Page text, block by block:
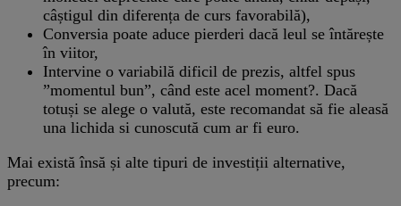
câștigul din diferența de curs favorabilă),
Conversia poate aduce pierderi dacă leul se întărește
în viitor,
Intervine o variabilă dificil de prezis, altfel spus
”momentul bun”, când este acel moment?. Dacă
totuși se alege o valută, este recomandat să fie aleasă
una lichida si cunoscută cum ar fi euro.
Mai există însă și alte tipuri de investiții alternative,
precum: